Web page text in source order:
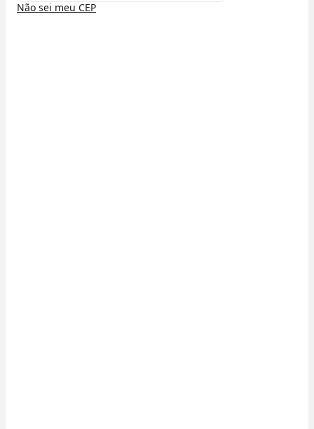
Não sei meu CEP